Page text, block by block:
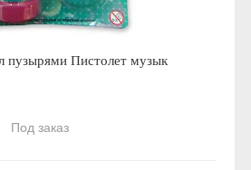
пузырями Пистолет музык
Под заказ